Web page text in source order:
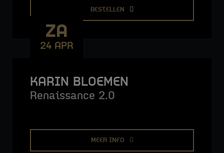
BESTELLEN
ZA
24 APR
KARIN BLOEMEN
Renaissance 2.0
MEER INFO